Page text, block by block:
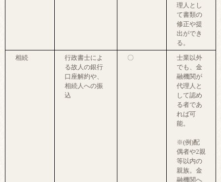
理人とし
て書類の
修正や提
出ができ
る。
相続
行政書士によ
る故人の銀行
口座解約や、
相続人への振
込
〇
士業以外
でも、金
融機関が
代理人と
して認め
る者であ
れば可
能。
※(例)配
偶者や2親
等以内の
親族。金
融機関へ